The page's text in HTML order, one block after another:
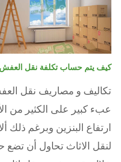
كيف يتم حساب تكلفة نقل
تكاليف و مصاريف نقل
عبء كبير على الكثير من
ارتفاع البنزين وبرغم ذلك
لنقل الاثاث تحاول أن تضع